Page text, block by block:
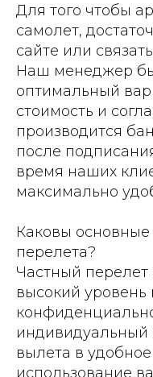
Для того чтобы
самолет,
сайте или
Наш менеджер
оптимальный
стоимость и
производится
после
время наших
максимально
Каковы
перелета?
Частный
высокий уровень
индивидуальный
вылета в
использование